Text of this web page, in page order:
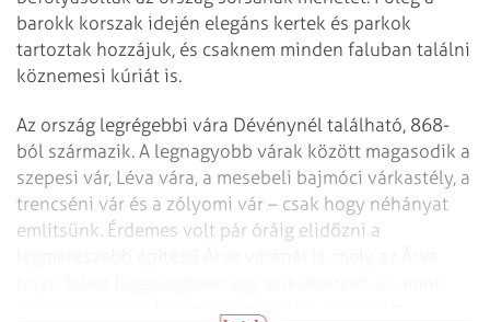
barokk korszak idején elegáns kertek és parkok
tartoztak hozzájuk, és csaknem minden faluban találni
köznemesi kúriát is.
Az ország legrégebbi vára Dévénynél található, 868-
ból származik. A legnagyobb várak között magasodik a
szepesi vár, Léva vára, a mesebeli bajmóci várkastély, a
trencséni vár és a zólyomi vár – csak hogy néhányat
említsünk. Érdemes volt pár óráig elidőzni a